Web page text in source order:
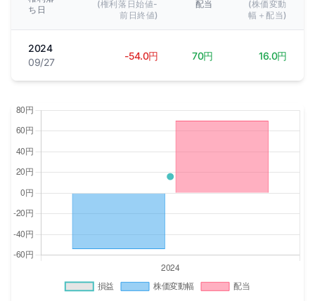
ち日
(権利落日始値-
前日終値)
配当
(株価変動
幅＋配当)
2024
09/27
-54.0円 70円 16.0円